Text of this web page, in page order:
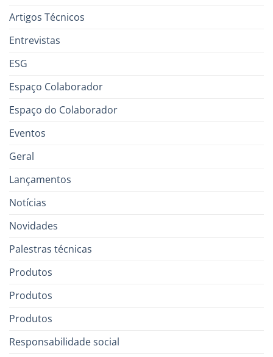
Artigos Técnicos
Entrevistas
ESG
Espaço Colaborador
Espaço do Colaborador
Eventos
Geral
Lançamentos
Notícias
Novidades
Palestras técnicas
Produtos
Produtos
Produtos
Responsabilidade social